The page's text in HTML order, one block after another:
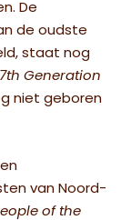
De
de oudste
staat nog
7th Generation
niet geboren
van Noord-
of the